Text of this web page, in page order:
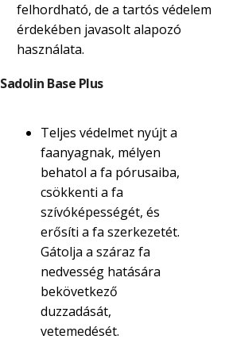
felhordható, de a tartós védelem
érdekében javasolt alapozó
használata.
Sadolin Base Plus
Teljes védelmet nyújt a
faanyagnak, mélyen
behatol a fa pórusaiba,
csökkenti a fa
szívóképességét, és
erősíti a fa szerkezetét.
Gátolja a száraz fa
nedvesség hatására
bekövetkező
duzzadását,
vetemedését.